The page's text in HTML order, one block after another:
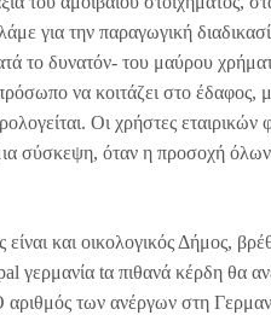
για την παραγωγική
το δυνατόν- του μαύρου
να κοιτάζει στο
Οι χρήστες
σύσκεψη, όταν η προσοχή
και οικολογικός Δήμος,
γερμανία tα πιθανά κέρδη θα
αριθμός των ανέργων στη